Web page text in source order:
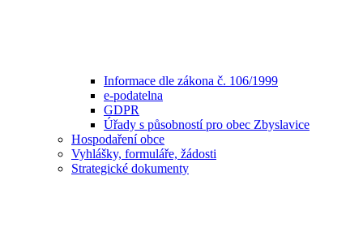
Informace dle zákona č. 106/1999
e-podatelna
GDPR
Úřady s působností pro obec Zbyslavice
Hospodaření obce
Vyhlášky, formuláře, žádosti
Strategické dokumenty